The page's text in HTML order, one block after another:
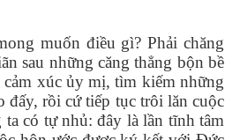
muốn điều gì? Phải chăng
sau những căng thẳng bộn bề
cảm xúc ủy mị, tìm kiếm những
đấy, rồi cứ tiếp tục trôi lăn cuộc
có tự nhủ: đây là lần tĩnh tâm